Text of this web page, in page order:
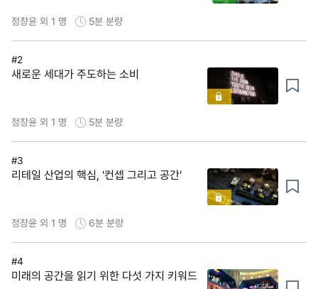
정창윤 외 1 명 5분 분량
#2
새로운 세대가 주도하는 소비
정창윤 외 1 명 5분 분량
#3
리테일 산업의 핵심, '컨셉 그리고 공간'
정창윤 외 1 명 6분 분량
#4
미래의 공간을 읽기 위한 다섯 가지 키워드